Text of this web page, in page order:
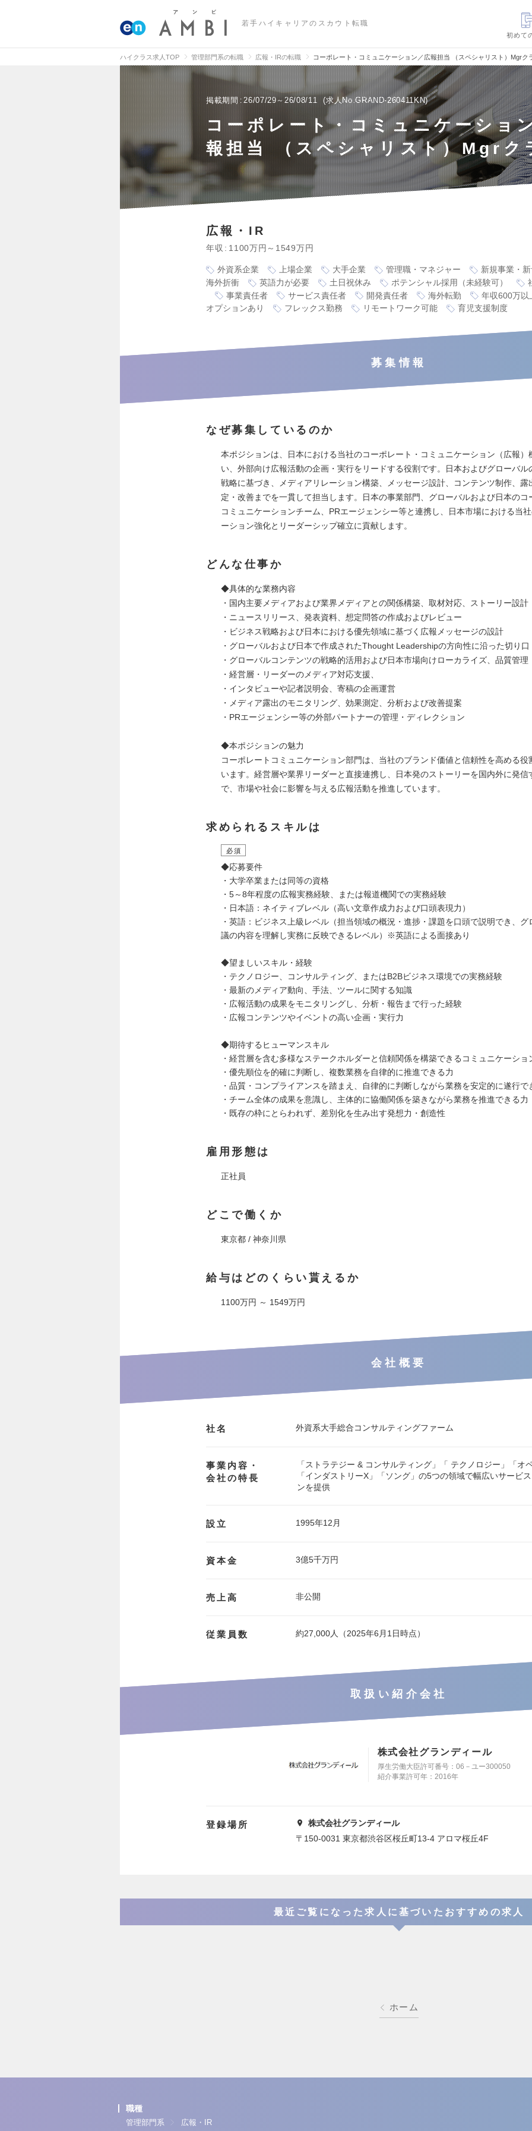
若手ハイキャリアのスカウト転職
初めて
ハイクラス求人TOP 管理部門系の転職 広報・IRの転職 コーポレート・コミュニケーション／広報担当 （スペシャリスト）Mgrク
掲載期間 26/07/29～26/08/11 求人No.GRAND-260411KN
コーポレート・コミュニケーショ
報担当 （スペシャリスト）Mgrク
広報・IR
年収 1100万円～1549万円
外資系企業 上場企業 大手企業 管理職・マネジャー
新規事業・
海外折衝
英語力が必要 土日祝休み ポテンシャル採用（未経験可）
事業責任者
サービス責任者 開発責任者 海外転勤
年収600万以
オプションあり
フレックス勤務 リモートワーク可能 育児支援制度
募集情報
なぜ募集しているのか
本ポジションは、日本における当社のコーポレート・コミュニケーション（広報）
い、外部向け広報活動の企画・実行をリードする役割です。日本およびグローバル
戦略に基づき、メディアリレーション構築、メッセージ設計、コンテンツ制作、露
定・改善までを一貫して担当します。日本の事業部門、グローバルおよび日本のコ
コミュニケーションチーム、PRエージェンシー等と連携し、日本市場における当
ーション強化とリーダーシップ確立に貢献します。
どんな仕事か
◆具体的な業務内容
・国内主要メディアおよび業界メディアとの関係構築、取材対応、ストーリー設計
・ニュースリリース、発表資料、想定問答の作成およびレビュー
・ビジネス戦略および日本における優先領域に基づく広報メッセージの設計
・グローバルおよび日本で作成されたThought Leadershipの方向性に沿った切り
・グローバルコンテンツの戦略的活用および日本市場向けローカライズ、品質管理
・経営層・リーダーのメディア対応支援、
・インタビューや記者説明会、寄稿の企画運営
・メディア露出のモニタリング、効果測定、分析および改善提案
・PRエージェンシー等の外部パートナーの管理・ディレクション
◆本ポジションの魅力
コーポレートコミュニケーション部門は、当社のブランド価値と信頼性を高める役
います。経営層や業界リーダーと直接連携し、日本発のストーリーを国内外に発信
で、市場や社会に影響を与える広報活動を推進しています。
求められるスキルは
必須
◆応募要件
・大学卒業または同等の資格
・5～8年程度の広報実務経験、または報道機関での実務経験
・日本語：ネイティブレベル（高い文章作成力および口頭表現力）
・英語：ビジネス上級レベル（担当領域の概況・進捗・課題を口頭で説明でき、グ
議の内容を理解し実務に反映できるレベル）※英語による面接あり
◆望ましいスキル・経験
・テクノロジー、コンサルティング、またはB2Bビジネス環境での実務経験
・最新のメディア動向、手法、ツールに関する知識
・広報活動の成果をモニタリングし、分析・報告まで行った経験
・広報コンテンツやイベントの高い企画・実行力
◆期待するヒューマンスキル
・経営層を含む多様なステークホルダーと信頼関係を構築できるコミュニケーショ
・優先順位を的確に判断し、複数業務を自律的に推進できる力
・品質・コンプライアンスを踏まえ、自律的に判断しながら業務を安定的に遂行で
・チーム全体の成果を意識し、主体的に協働関係を築きながら業務を推進できる力
・既存の枠にとらわれず、差別化を生み出す発想力・創造性
雇用形態は
正社員
どこで働くか
東京都 / 神奈川県
給与はどのくらい貰えるか
1100万円 ～ 1549万円
会社概要
社名 外資系大手総合コンサルティングファーム
事業内容・
会社の特長
「ストラテジー & コンサルティング」「 テクノロジー」「オ
「インダストリーX」「ソング」の5つの領域で幅広いサービ
ンを提供
設立 1995年12月
資本金 3億5千万円
売上高 非公開
従業員数 約27,000人（2025年6月1日時点）
取扱い紹介会社
株式会社グランディール
厚生労働大臣許可番号：06－ユー300050
紹介事業許可年：2016年
登録場所
株式会社グランディール
〒150-0031 東京都渋谷区桜丘町13-4 アロマ桜丘4F
最近ご覧になった求人に基づいたおすすめの求人
ホーム
職種
管理部門系 広報・IR